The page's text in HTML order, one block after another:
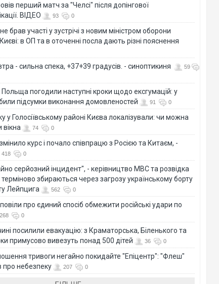
перший матч за "Челсі" після допінгової
ВІДЕО
93 0
брав участі у зустрічі з новим міністром оборони
Києві: в ОП та в оточенні посла дають різні пояснення
- сильна спека, +37+39 градусів. - синоптикиня
59
Польща погодили наступні кроки щодо ексгумацій: у
підсумки виконання домовленостей
91 0
у Голосіївському районі Києва локалізували: чи можна
вікна
74 0
курс і почало співпрацю з Росією та Китаєм, -
418 0
серйозний інцидент", - керівництво МВС та розвідка
збираються через загрозу українському борту
Лейпцига
562 0
про єдиний спосіб обмежити російські удари по
268 0
посилили евакуацію: з Краматорська, Біленького та
примусово вивезуть понад 500 дітей
36 0
тривоги негайно покидайте "Епіцентр": "Флеш"
про небезпеку
207 0